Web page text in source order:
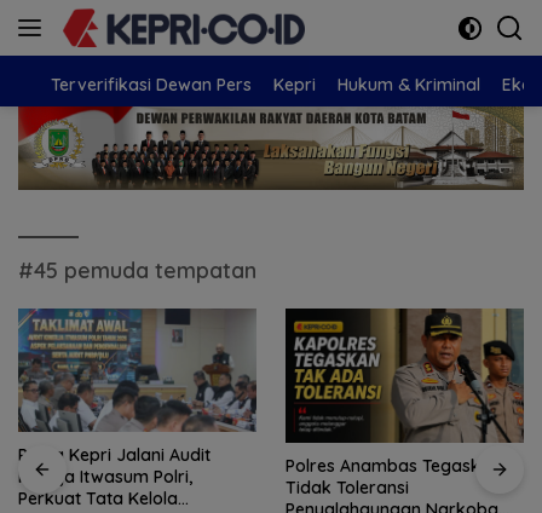
Langsung
Terverifikasi Dewan Pers Kepri Hukum & Kriminal
#45 pemuda tempatan
Polda Kepri Jalani Audit
Kinerja Itwasum Polri,
Perkuat Tata Kelola
Polres Anambas Tegaskan
Tidak Toleransi